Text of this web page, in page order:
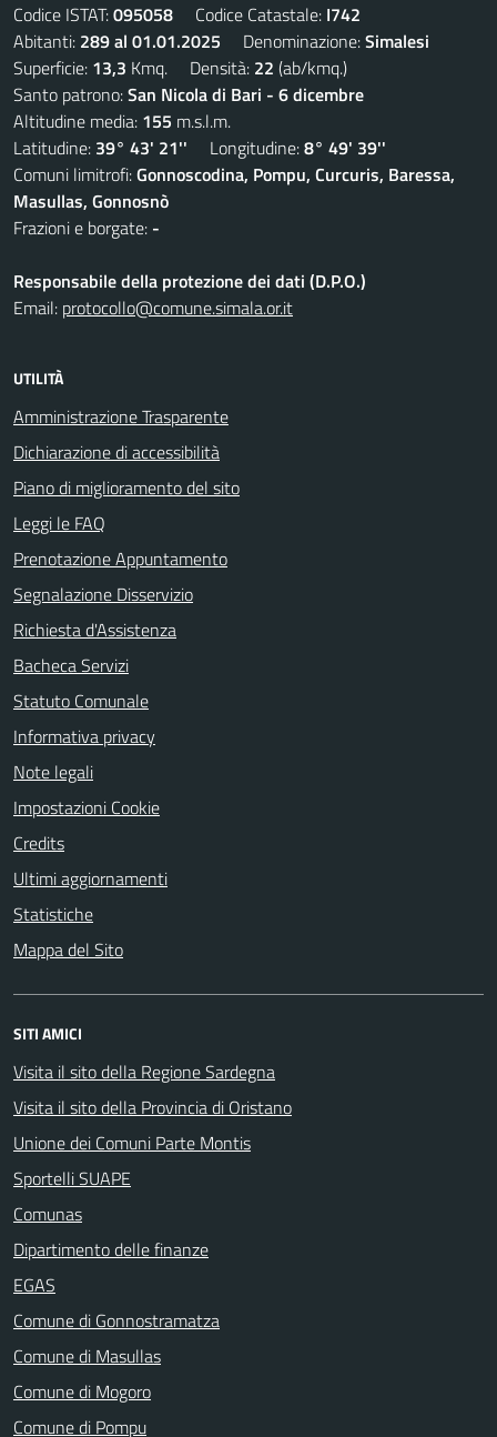
Codice ISTAT:095058 Codice Catastale: I742
Abitanti: 289 al 01.01.2025 Denominazione:Simalesi
Superficie: 13,3 Kmq. Densità: 22 (ab/kmq.)
Santo patrono:San Nicola di Bari - 6 dicembre
Altitudine media: 155 m.s.l.m.
Latitudine: 39° 43' 21'' Longitudine:8° 49' 39''
Comuni limitrofi:Gonnoscodina, Pompu, Curcuris, Baressa,
Masullas, Gonnosnò
Frazioni e borgate: -
Responsabile della protezione dei dati (D.P.O.)
Email: protocollo@comune.simala.or.it
UTILITÀ
Amministrazione Trasparente
Dichiarazione di accessibilità
Piano di miglioramento del sito
Leggi le FAQ
Prenotazione Appuntamento
Segnalazione Disservizio
Richiesta d'Assistenza
Bacheca Servizi
Statuto Comunale
Informativa privacy
Note legali
Impostazioni Cookie
Credits
Ultimi aggiornamenti
Statistiche
Mappa del Sito
SITI AMICI
Visita il sito della Regione Sardegna
Visita il sito della Provincia di Oristano
Unione dei Comuni Parte Montis
Sportelli SUAPE
Comunas
Dipartimento delle finanze
EGAS
Comune di Gonnostramatza
Comune di Masullas
Comune di Mogoro
Comune di Pompu